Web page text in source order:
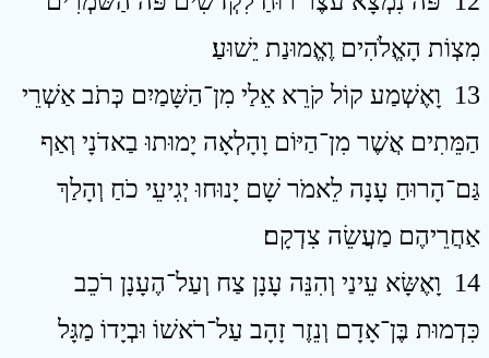
מִצְוֹת הָאֱלֹהִים וֶאֱמוּנַת יֵשׁוּעַ׃
13 וָאֶשְׁמַע קוֹל קֹרֵא אֵלַי מִן־הַשָּׁמַיִם כְּתֹב אַשְׁרֵי
הַמֵּתִים אֲשֶׁר מִן־הַיּוֹם וָהָלְאָה יָמוּתוּ בַאדֹנָי וְאַף
גַּם־הָרוּחַ עָנָה לֵאמֹר שָׁם יָנוּחוּ יְגִיעֵי כֹחַ וְהָלַךְ
אַחֲרֵיהֶם מַעֲשֵׂה צִדְקָם׃
14 וָאֶשָּׂא עֵינַי וְהִנֵּה עָנָן צַח וְעַל־הֶעָנָן רֹכֵב
כִּדְמוּת בֶּן־אָדָם וְנֵזֶר זָהָב עַל־רֹאשׁוֹ וּבְיָדוֹ מַגָּל